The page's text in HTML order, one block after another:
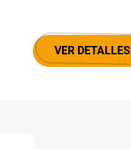
VER DETALLES